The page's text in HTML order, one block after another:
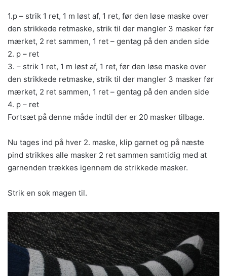
1.p – strik 1 ret, 1 m løst af, 1 ret, før den løse maske over
den strikkede retmaske, strik til der mangler 3 masker før
mærket, 2 ret sammen, 1 ret – gentag på den anden side
2. p – ret
3. – strik 1 ret, 1 m løst af, 1 ret, før den løse maske over
den strikkede retmaske, strik til der mangler 3 masker før
mærket, 2 ret sammen, 1 ret – gentag på den anden side
4. p – ret
Fortsæt på denne måde indtil der er 20 masker tilbage.
Nu tages ind på hver 2. maske, klip garnet og på næste
pind strikkes alle masker 2 ret sammen samtidig med at
garnenden trækkes igennem de strikkede masker.
Strik en sok magen til.